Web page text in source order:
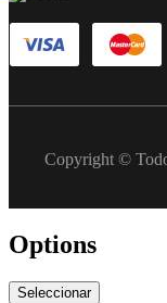
Copyright ©
Options
Seleccionar